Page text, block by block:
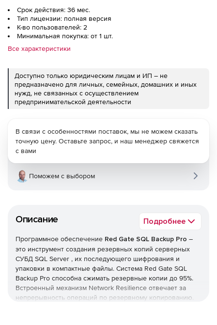
Срок действия: 36 мес.
Тип лицензии: полная версия
К-во пользователей: 2
Минимальная покупка: от 1 шт.
Все характеристики
Доступно только юридическим лицам и ИП – не
предназначено для личных, семейных, домашних и иных
нужд, не связанных с осуществлением
предпринимательской деятельности
Описание Подробнее
Программное обеспечение Red Gate SQL Backup Pro –
это инструмент создания резервных копий серверных
СУБД SQL Server , их последующего шифрования и
упаковки в компактные файлы. Система Red Gate SQL
Backup Pro способна сжимать резервные копии до 95%.
Встроенный механизм Network Resilience отвечает за
непрерывность операций по резервному копированию.
В связи с особенностями поставок, мы не можем сказать
точную цену. Оставьте запрос, и наш менеджер свяжется
с вами
Поможем с выбором